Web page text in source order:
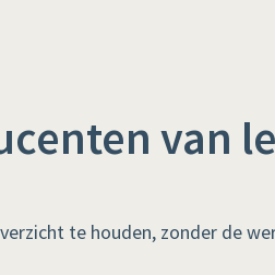
van
te houden, zonder de